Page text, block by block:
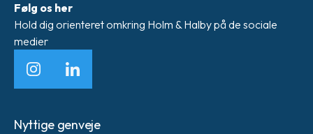
Følg os her
Hold dig orienteret omkring Holm & Halby på de sociale
medier
InstagramLinkedIn
Nyttige genveje